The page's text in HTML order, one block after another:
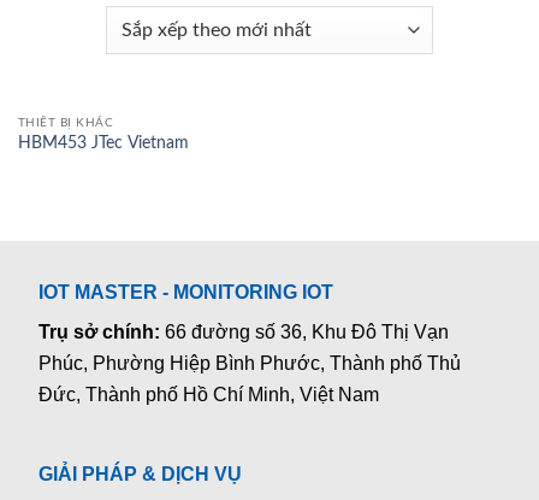
THIẾT BỊ KHÁC
HBM453 JTec Vietnam
IOT MASTER - MONITORING IOT
Trụ sở chính:66 đường số 36, Khu Đô Thị Vạn
Phúc, Phường Hiệp Bình Phước, Thành phố Thủ
Đức, Thành phố Hồ Chí Minh, Việt Nam
GIẢI PHÁP & DỊCH VỤ